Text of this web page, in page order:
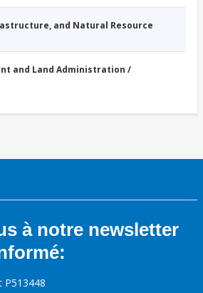
and Natural Resource
and Land Administration /
à notre newsletter